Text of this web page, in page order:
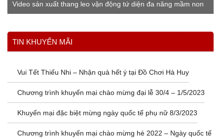
Video sản xuất thang leo vận động tứ diện đa năng mầm non
Xem thêm
TIN KHUYẾN MÃI
Vui Tết Thiếu Nhi – Nhận quà hết ý tại Đồ Chơi Hà Huy
Chương trình khuyến mại chào mừng đại lễ 30/4 – 1/5/2023
Khuyến mại đặc biệt mừng ngày quốc tế phụ nữ 8/3/2023
Chương trình khuyến mại chào mừng hè 2022 – Ngày quốc tế